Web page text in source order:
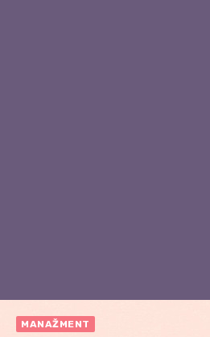
MANAŽMENT